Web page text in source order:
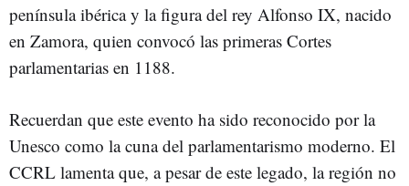
península ibérica y la figura del rey Alfonso IX, nacido
en Zamora, quien convocó las primeras Cortes
parlamentarias en 1188.
Recuerdan que este evento ha sido reconocido por la
Unesco como la cuna del parlamentarismo moderno. El
CCRL lamenta que, a pesar de este legado, la región no